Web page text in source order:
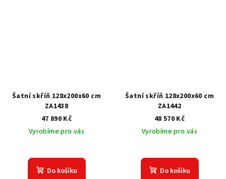
Šatní skříň 128x200x60 cm
ZA1438
47 890 Kč
Vyrobíme pro vás
Do košíku
Šatní skříň 128x200x60 cm
ZA1442
48 570 Kč
Vyrobíme pro vás
Do košíku